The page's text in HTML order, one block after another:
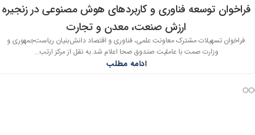
فراخوان توسعه فناوری و کاربردهای هوش مصنوعی در زنجیره
ارزش صنعت، معدن و تجارت
فراخوان تسهیلات مشترک معاونت علمی، فناوری و اقتصاد دانش‌بنیان ریاست‌جمهوری و
وزارت صمت با عاملیت صندوق صحا اعلام شد.به نقل از مرکز ارتب...
ادامه مطلب